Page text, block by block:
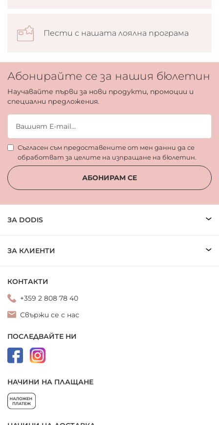
Пести с нашата лоялна програма
Абонирайте се за нашия бюлетин
Научавайте първи за нови продукти, промоции и
специални предложения.
Съгласен съм предоставените от мен данни да се
обработват за целите на изпращане на бюлетин.
АБОНИРАМ СЕ
ЗА DODIS
ЗА КЛИЕНТИ
КОНТАКТИ
+359 2 808 78 40
Свържи се с нас
ПОСЛЕДВАЙТЕ НИ
НАЧИНИ НА ПЛАЩАНЕ